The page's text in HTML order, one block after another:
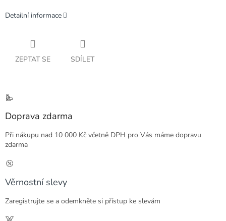
Detailní informace
ZEPTAT SE SDÍLET
Doprava zdarma
Při nákupu nad 10 000 Kč včetně DPH pro Vás máme dopravu
zdarma
Věrnostní slevy
Zaregistrujte se a odemkněte si přístup ke slevám